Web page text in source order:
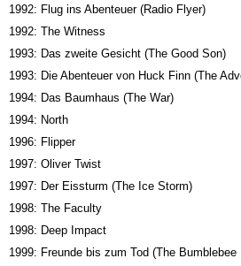
1992: Flug ins Abenteuer (Radio Flyer)
1992: The Witness
1993: Das zweite Gesicht (The Good Son)
1993: Die Abenteuer von Huck Finn (The
1994: Das Baumhaus (The War)
1994: North
1996: Flipper
1997: Oliver Twist
1997: Der Eissturm (The Ice Storm)
1998: The Faculty
1998: Deep Impact
1999: Freunde bis zum Tod (The Bumblebee